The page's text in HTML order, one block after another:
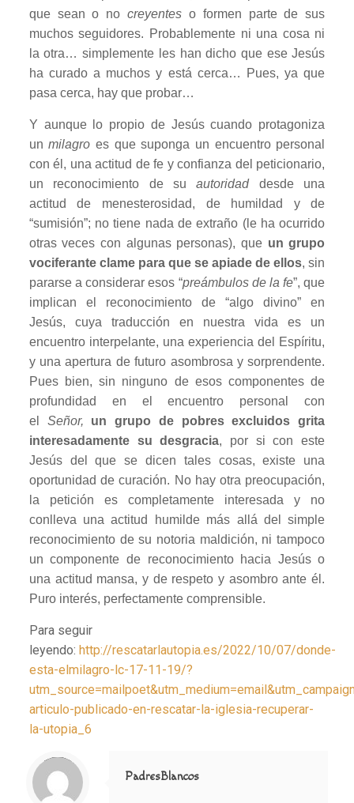
que sean o nocreyentes o formen parte de sus
muchos seguidores. Probablemente ni una cosa ni
la otra… simplemente les han dicho que ese Jesús
ha curado a muchos y está cerca… Pues, ya que
pasa cerca, hay que probar…
Y aunque lo propio de Jesús cuando protagoniza
unmilagro es que suponga un encuentro personal
con él, una actitud de fe y confianza del peticionario,
un reconocimiento de suautoridaddesde una
actitud de menesterosidad, de humildad y de
“sumisión”; no tiene nada de extraño (le ha ocurrido
otras veces con algunas personas), que un grupo
vociferante clame para que se apiade de ellos, sin
pararse a considerar esos “preámbulos de la fe”, que
implican el reconocimiento de “algo divino” en
Jesús, cuya traducción en nuestra vida es un
encuentro interpelante, una experiencia del Espíritu,
y una apertura de futuro asombrosa y sorprendente.
Pues bien, sin ninguno de esos componentes de
profundidad en el encuentro personal con
el Señor,
un grupo de pobres excluidos grita
interesadamente su desgracia, por si con este
Jesús del que se dicen tales cosas, existe una
oportunidad de curación. No hay otra preocupación,
la petición es completamente interesada y no
conlleva una actitud humilde más allá del simple
reconocimiento de su notoria maldición, ni tampoco
un componente de reconocimiento hacia Jesús o
una actitud mansa, y de respeto y asombro ante él.
Puro interés, perfectamente comprensible.
Para seguir
leyendo: http://rescatarlautopia.es/2022/10/07/donde-
esta-elmilagro-lc-17-11-19/?
articulo-publicado-en-rescatar-la-iglesia-recuperar-
la-utopia_6
Notice
: Trying to access array offset on value of type null in
/home/misioner/public_html/padresblancos/themes/betheme/includes/content-single.php
on line
286
PadresBlancos